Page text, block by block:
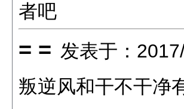
者吧
= = 发表于：
叛逆风和干不干净